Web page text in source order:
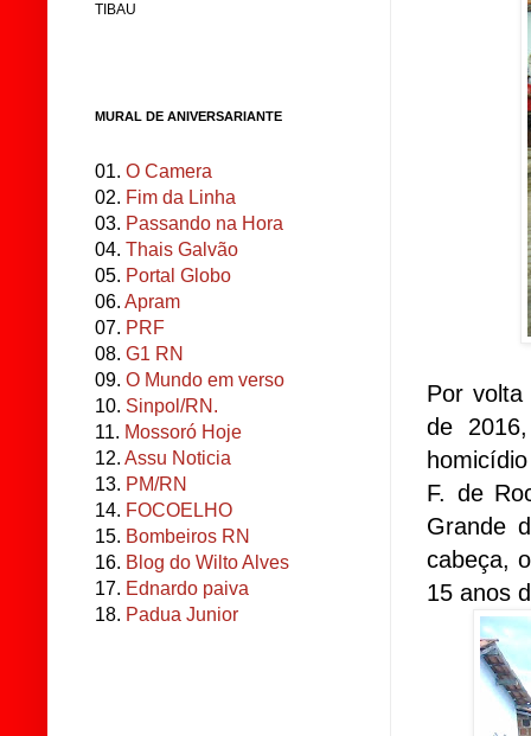
Por
de
F. de
Grande
cabeça,
15 anos
TIBAU
MURAL DE ANIVERSARIANTE
01. O Camera
02. Fim da Linha
03. Passando na Hora
04. Thais Galvão
05. Portal Globo
06. Apram
07. PRF
08. G1 RN
09. O Mundo em verso
10. Sinpol/RN.
11. Mossoró Hoje
12. Assu Noticia
13. PM/RN
14. FOCOELHO
15. Bombeiros RN
16. Blog do Wilto Alves
17. Ednardo paiva
18. Padua Junior